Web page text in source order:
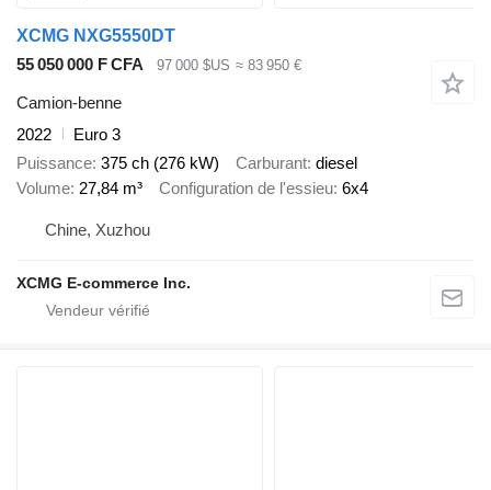
XCMG NXG5550DT
55 050 000 F CFA
97 000 $US ≈ 83 950 €
Camion-benne
2022
Euro 3
Puissance 375 ch (276 kW) Carburant diesel
Volume 27,84 m³ Configuration de l'essieu 6x4
Chine, Xuzhou
XCMG E-commerce Inc.